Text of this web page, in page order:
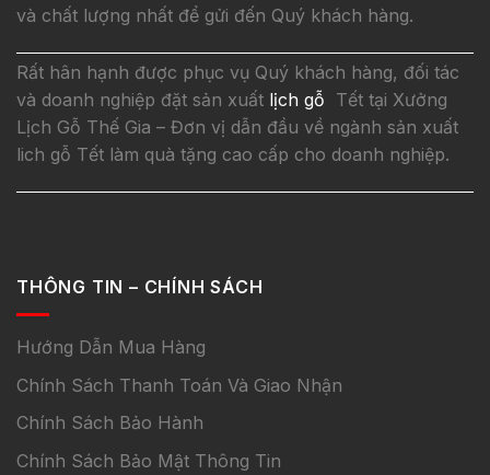
và chất lượng nhất để gửi đến Quý khách hàng.
Rất hân hạnh được phục vụ Quý khách hàng, đối tác
và doanh nghiệp đặt sản xuất lịch gỗ Tết tại Xưởng
Lịch Gỗ Thế Gia – Đơn vị dẫn đầu về ngành sản xuất
lich gỗ Tết làm quà tặng cao cấp cho doanh nghiệp.
THÔNG TIN – CHÍNH SÁCH
Hướng Dẫn Mua Hàng
Chính Sách Thanh Toán Và Giao Nhận
Chính Sách Bảo Hành
Chính Sách Bảo Mật Thông Tin